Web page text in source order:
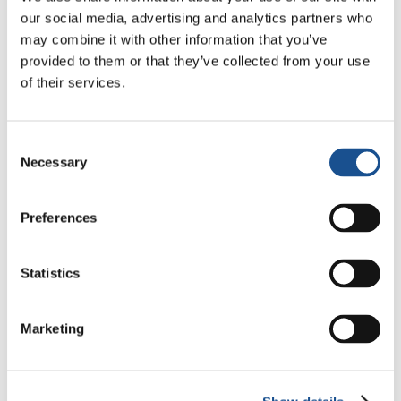
our social media, advertising and analytics partners who
may combine it with other information that you’ve
provided to them or that they’ve collected from your use
of their services.
Selection
Necessary
Preferences
Statistics
Marketing